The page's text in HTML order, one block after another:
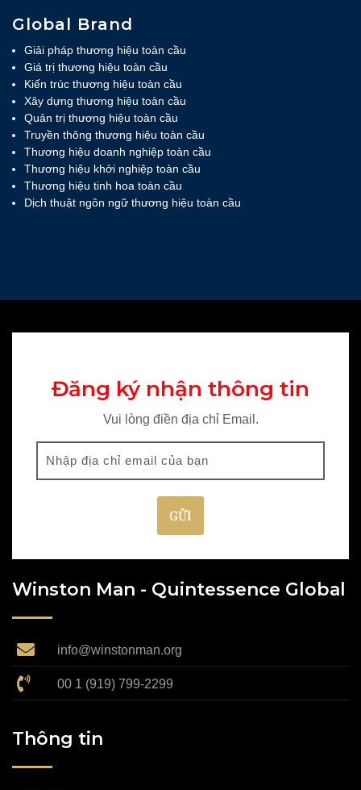
Global Brand
Giải pháp thương hiệu toàn cầu
Giá trị thương hiệu toàn cầu
Kiến trúc thương hiệu toàn cầu
Xây dựng thương hiệu toàn cầu
Quản trị thương hiệu toàn cầu
Truyền thông thương hiệu toàn cầu
Thương hiệu doanh nghiệp toàn cầu
Thương hiệu khởi nghiệp toàn cầu
Thương hiệu tinh hoa toàn cầu
Dịch thuật ngôn ngữ thương hiệu toàn cầu
Đăng ký nhận thông tin
Vui lòng điền địa chỉ Email.
Winston Man - Quintessence Global
info@winstonman.org
00 1 (919) 799-2299
Thông tin